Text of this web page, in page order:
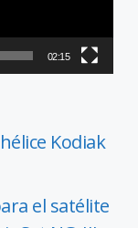
02:15
Kodiak
el satélite